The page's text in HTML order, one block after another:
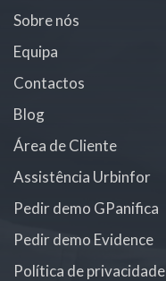
Sobre nós
Equipa
Contactos
Blog
Área de Cliente
Assistência Urbinfor
Pedir demo GPanifica
Pedir demo Evidence
Política de privacidade